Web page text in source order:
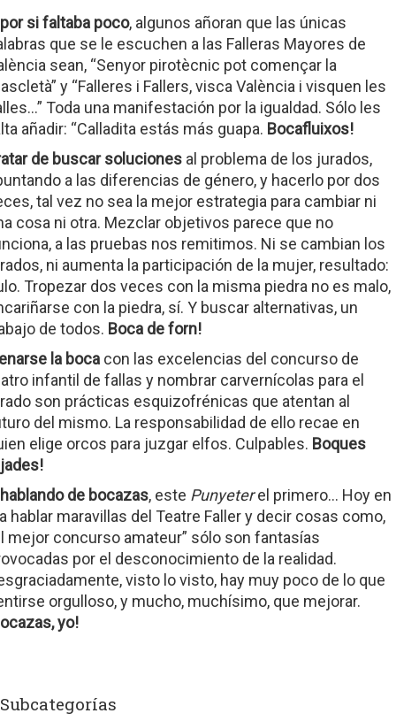
si faltaba poco, algunos añoran que las únicas
que se le escuchen a las Falleras Mayores de
sean, “Senyor pirotècnic pot començar la
y “Falleres i Fallers, visca València i visquen les
Toda una manifestación por la igualdad. Sólo les
añadir: “Calladita estás más guapa. Bocafluixos!
de buscar soluciones al problema de los jurados,
a las diferencias de género, y hacerlo por dos
tal vez no sea la mejor estrategia para cambiar ni
cosa ni otra. Mezclar objetivos parece que no
a las pruebas nos remitimos. Ni se cambian los
ni aumenta la participación de la mujer, resultado:
Tropezar dos veces con la misma piedra no es malo,
con la piedra, sí. Y buscar alternativas, un
de todos. Boca de forn!
la boca con las excelencias del concurso de
infantil de fallas y nombrar carvernícolas para el
son prácticas esquizofrénicas que atentan al
del mismo. La responsabilidad de ello recae en
elige orcos para juzgar elfos. Culpables. Boques
de bocazas, este Punyeterel primero… Hoy en
hablar maravillas del Teatre Faller y decir cosas como,
mejor concurso amateur” sólo son fantasías
por el desconocimiento de la realidad.
visto lo visto, hay muy poco de lo que
orgulloso, y mucho, muchísimo, que mejorar.
yo!
Subcategorías